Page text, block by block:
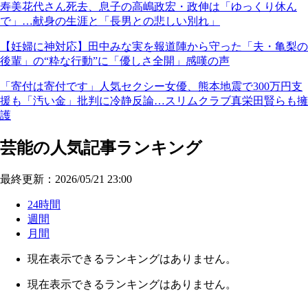
寿美花代さん死去、息子の高嶋政宏・政伸は「ゆっくり休ん
で」…献身の生涯と「長男との悲しい別れ」
【妊婦に神対応】田中みな実を報道陣から守った「夫・亀梨の
後輩」の“粋な行動”に「優しさ全開」感嘆の声
「寄付は寄付です」人気セクシー女優、熊本地震で300万円支
援も「汚い金」批判に冷静反論…スリムクラブ真栄田賢らも擁
護
芸能の人気記事ランキング
最終更新：2026/05/21 23:00
24時間
週間
月間
現在表示できるランキングはありません。
現在表示できるランキングはありません。